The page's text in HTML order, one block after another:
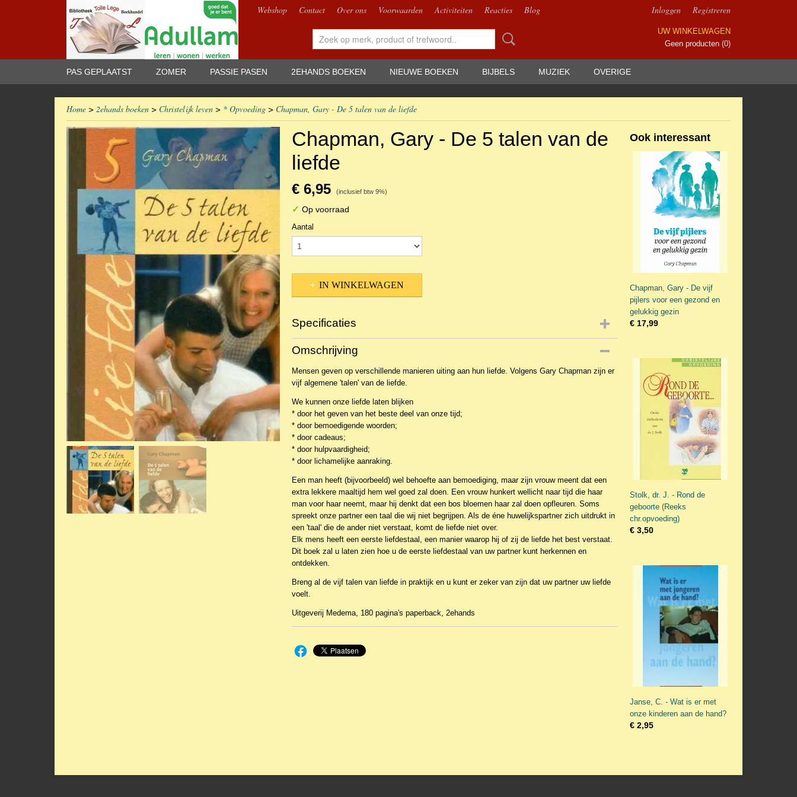
Webshop Contact Over ons Voorwaarden Activiteiten Reacties Blog Inloggen Registreren
UW WINKELWAGEN
Geen producten (0)
PAS GEPLAATST ZOMER PASSIE PASEN 2EHANDS BOEKEN NIEUWE BOEKEN BIJBELS MUZIEK OVERIGE
Home > 2ehands boeken > Christelijk leven > * Opvoeding > Chapman, Gary - De 5 talen van de liefde
Chapman, Gary - De 5 talen van de
liefde
€ 6,95 (inclusief btw 9%)
✓ Op voorraad
Aantal
IN WINKELWAGEN
Specificaties
Productcode
Omschrijving
Mensen geven op verschillende manieren uiting aan hun liefde. Volgens Gary Chapman zijn er
vijf algemene 'talen' van de liefde.
We kunnen onze liefde laten blijken
* door het geven van het beste deel van onze tijd;
* door bemoedigende woorden;
* door cadeaus;
* door hulpvaardigheid;
* door lichamelijke aanraking.
Een man heeft (bijvoorbeeld) wel behoefte aan bemoediging, maar zijn vrouw meent dat een
extra lekkere maaltijd hem wel goed zal doen. Een vrouw hunkert wellicht naar tijd die haar
man voor haar neemt, maar hij denkt dat een bos bloemen haar zal doen opfleuren. Soms
spreekt onze partner een taal die wij niet begrijpen. Als de éne huwelijkspartner zich uitdrukt in
een 'taal' die de ander niet verstaat, komt de liefde niet over.
Elk mens heeft een eerste liefdestaal, een manier waarop hij of zij de liefde het best verstaat.
Dit boek zal u laten zien hoe u de eerste liefdestaal van uw partner kunt herkennen en
ontdekken.
Breng al de vijf talen van liefde in praktijk en u kunt er zeker van zijn dat uw partner uw liefde
voelt.
Uitgeverij Medema, 180 pagina's paperback, 2ehands
Ook interessant
Chapman, Gary - De vijf
pijlers voor een gezond en
gelukkig gezin
€ 17,99
Stolk, dr. J. - Rond de
geboorte (Reeks
chr.opvoeding)
€ 3,50
Janse, C. - Wat is er met
onze kinderen aan de hand?
€ 2,95